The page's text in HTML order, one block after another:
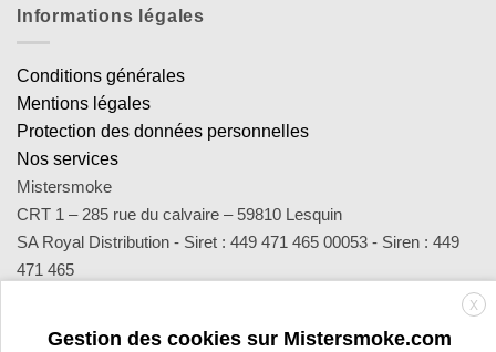
Informations légales
Conditions générales
Mentions légales
Protection des données personnelles
Nos services
Mistersmoke
CRT 1 – 285 rue du calvaire – 59810 Lesquin
SA Royal Distribution - Siret : 449 471 465 00053 - Siren : 449
471 465
X
Gestion des cookies sur Mistersmoke.com